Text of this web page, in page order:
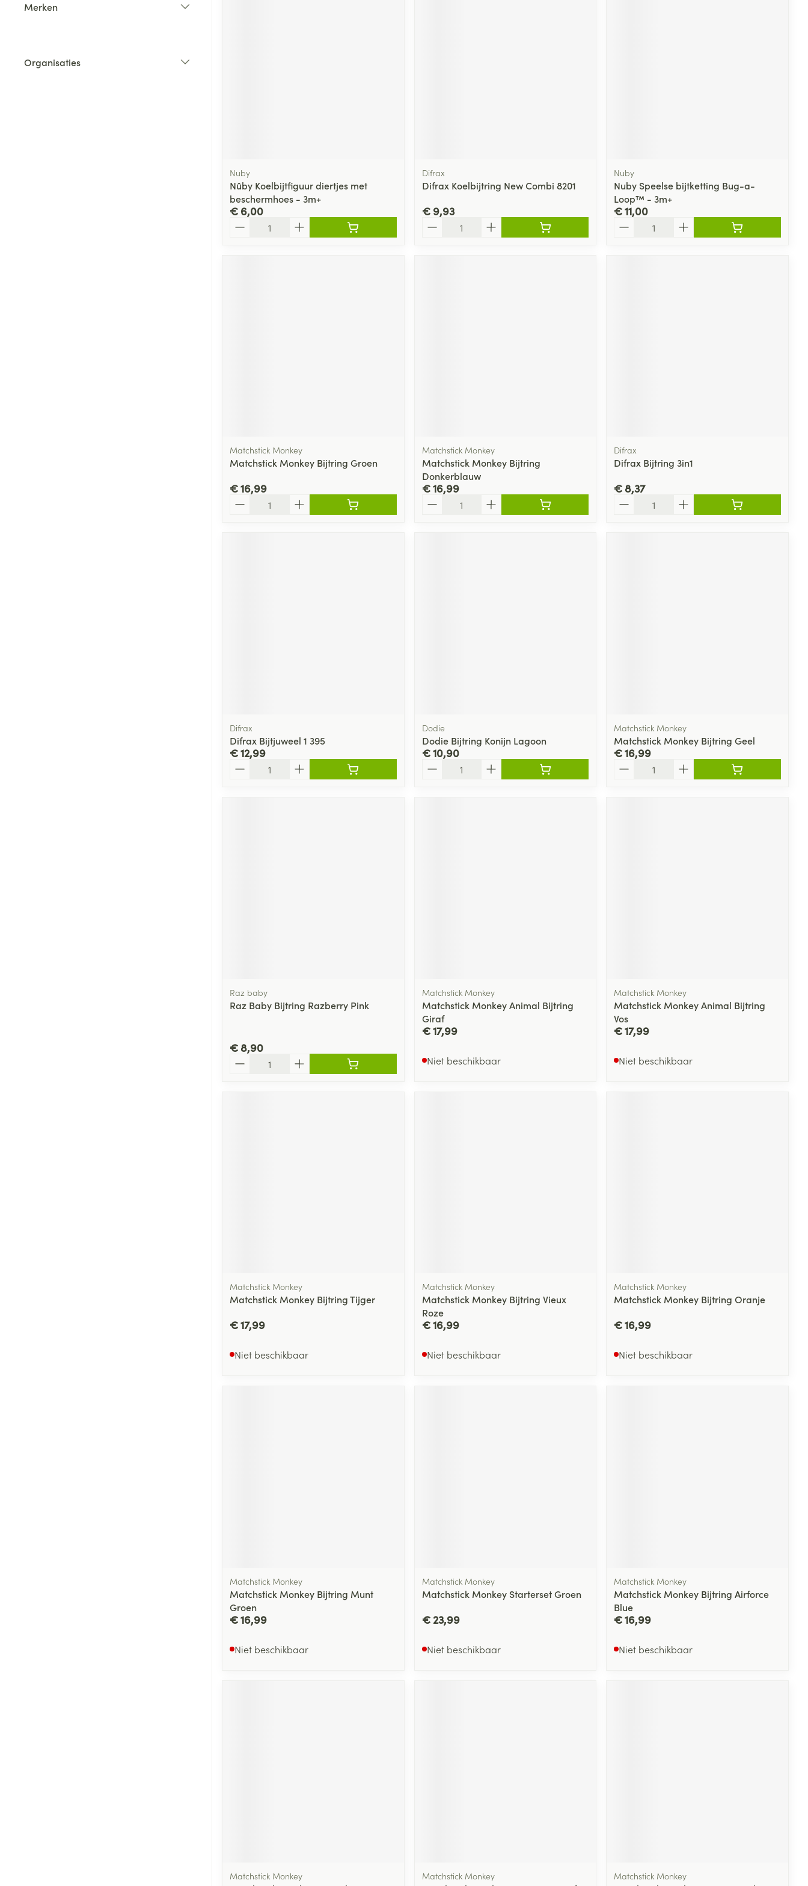
Merken
Organisaties
Nuby
Nûby Koelbijtfiguur diertjes met
beschermhoes - 3m+
€ 6,00
Difrax
Difrax Koelbijtring New Combi 8201
€ 9,93
Nuby
Nuby Speelse bijtketting Bug-a-
Loop™ - 3m+
€ 11,00
Matchstick Monkey
Matchstick Monkey Bijtring Groen
€ 16,99
Matchstick Monkey
Matchstick Monkey Bijtring
Donkerblauw
€ 16,99
Difrax
Difrax Bijtring 3in1
€ 8,37
Difrax
Difrax Bijtjuweel 1 395
€ 12,99
Dodie
Dodie Bijtring Konijn Lagoon
€ 10,90
Matchstick Monkey
Matchstick Monkey Bijtring Geel
€ 16,99
Raz baby
Raz Baby Bijtring Razberry Pink
€ 8,90
Matchstick Monkey
Matchstick Monkey Animal Bijtring
Giraf
€ 17,99
Niet beschikbaar
Matchstick Monkey
Matchstick Monkey Animal Bijtring
Vos
€ 17,99
Niet beschikbaar
Matchstick Monkey
Matchstick Monkey Bijtring Tijger
€ 17,99
Niet beschikbaar
Matchstick Monkey
Matchstick Monkey Bijtring Vieux
Roze
€ 16,99
Niet beschikbaar
Matchstick Monkey
Matchstick Monkey Bijtring Oranje
€ 16,99
Niet beschikbaar
Matchstick Monkey
Matchstick Monkey Bijtring Munt
Groen
€ 16,99
Niet beschikbaar
Matchstick Monkey
Matchstick Monkey Starterset Groen
€ 23,99
Niet beschikbaar
Matchstick Monkey
Matchstick Monkey Bijtring Airforce
Blue
€ 16,99
Niet beschikbaar
Matchstick Monkey Matchstick Monkey Matchstick Monkey